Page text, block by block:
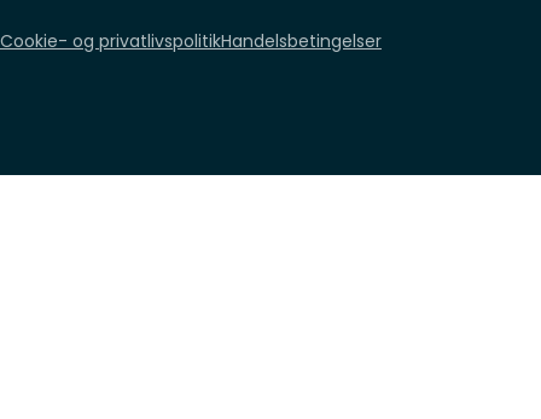
Cookie- og privatlivspolitikHandelsbetingelser